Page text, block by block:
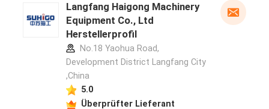
Langfang Haigong Machinery
Equipment Co., Ltd
Herstellerprofil
No.18 Yaohua Road,
Development District Langfang City
,China
5.0
Überprüfter Lieferant